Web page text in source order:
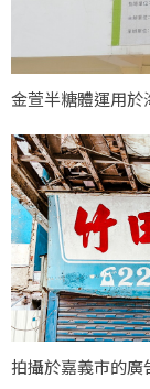
金萱半糖體運用
拍攝於嘉義市的